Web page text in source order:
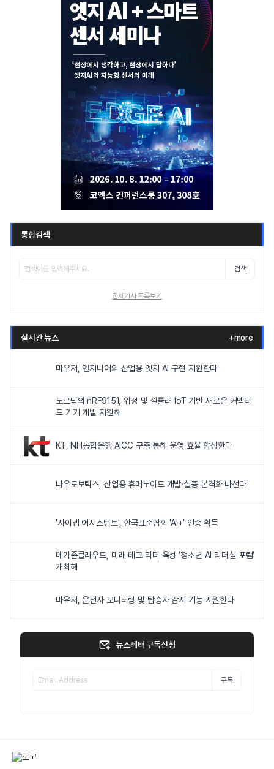
통합검색
검색
전체기사 목록보기
실시간 뉴스 +more
마우저, 엔지니어의 산업용 엣지 AI 구현 지원한다
노르딕의 nRF9151, 위성 및 셀룰러 IoT 기반 새로운 커넥티
드 기기 개발 지원해
KT, NH농협은행 AICC 구축 통해 운영 효율 향상한다
나우로보틱스, 산업용 휴머노이드 개발·실증 본격화 나선다
'사이냅 어시스턴트', 한국표준협회 'AI+' 인증 획득
메가존클라우드, 미래 테크 리더 육성 ‘청소년 AI 리더십 포럼’
개최해
마우저, 운전자 모니터링 및 탑승자 감지 기능 지원한다
뉴스레터 구독신청
구독